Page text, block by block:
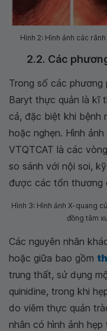
Hình 2: Hình ảnh các
2.2. Các
Trong số các phương
Baryt thực quản là kĩ
cả, đặc biệt khi bệnh
hoặc nghẹn. Hình
VTQTCAT là các
so sánh với nội soi,
được các tổn thương
Hình 3: Hình ảnh X-quang
đồng tâm
Các nguyên nhân
hoặc giữa bao gồm
trung thất, sử dụng
quinidine, trong khi
do viêm thực quản
nhân có hình ảnh